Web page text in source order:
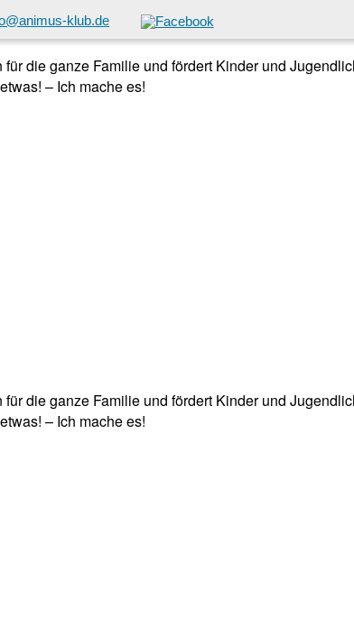
klub.de
die ganze Familie und fördert Kinder und
– Ich mache es!
die ganze Familie und fördert Kinder und
– Ich mache es!